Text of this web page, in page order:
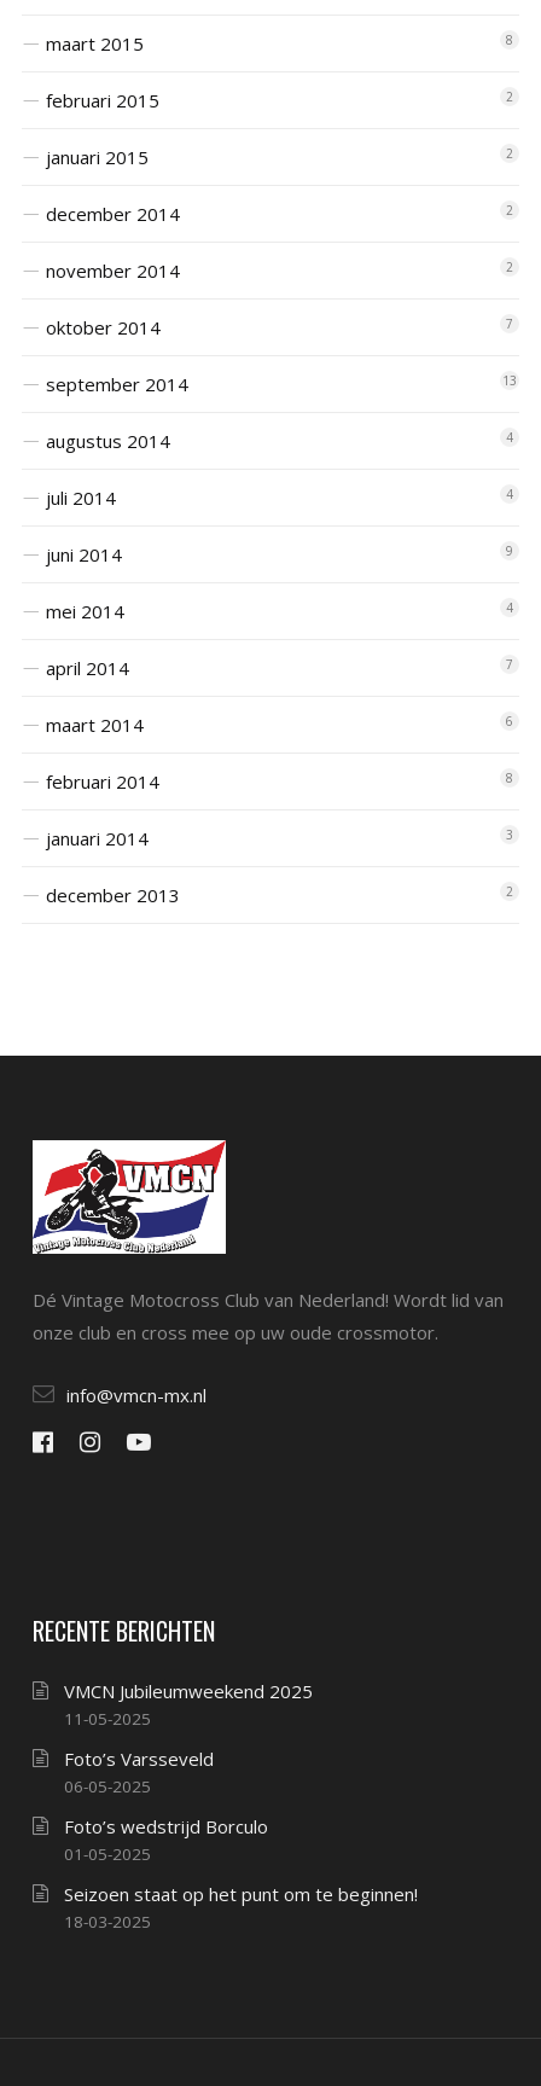
maart 2015 8
februari 2015 2
januari 2015 2
december 2014 2
november 2014 2
oktober 2014 7
september 2014 13
augustus 2014 4
juli 2014 4
juni 2014 9
mei 2014 4
april 2014 7
maart 2014 6
februari 2014 8
januari 2014 3
december 2013 2
Dé Vintage Motocross Club van Nederland! Wordt lid van
onze club en cross mee op uw oude crossmotor.
info@vmcn-mx.nl
RECENTE BERICHTEN
VMCN Jubileumweekend 2025
11-05-2025
Foto’s Varsseveld
06-05-2025
Foto’s wedstrijd Borculo
01-05-2025
Seizoen staat op het punt om te beginnen!
18-03-2025